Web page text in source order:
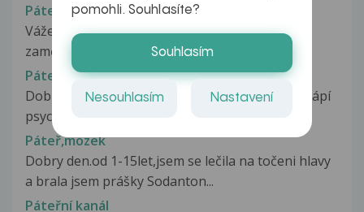
Páteř, krční páteř
Vážený pane doktore, mám klasické sedavé
zaměstnání u počítače. Na začátku...
Páteř, psychika, žaludek??
Dobrý den, paní doktorko, již delší dobu mně trápí
psychika, nějaké psychosomatické...
Páteř,mozek
Dobry den.od 1-15let,jsem se lečila na točeni hlavy
a brala jsem prášky Sodanton...
Páteřní kanál
pomohli. Souhlasíte?
Souhlasím
Nesouhlasím Nastavení